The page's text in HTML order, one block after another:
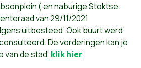
( en naburige Stoktse
van 29/11/2021
uitbesteed. Ook buurt werd
De vorderingen kan je
van de stad, klik hier